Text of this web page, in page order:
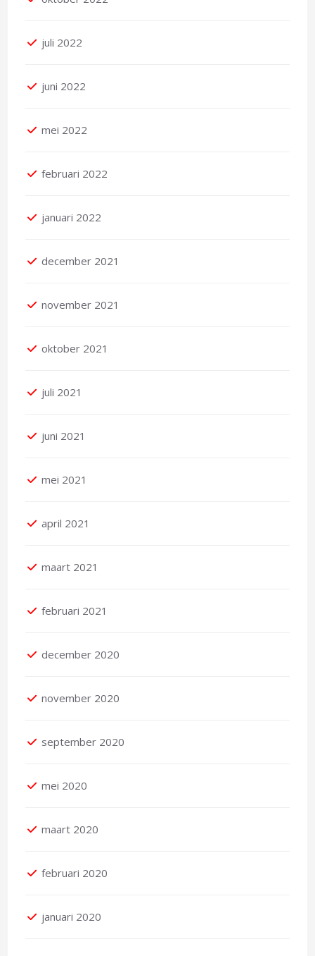
juli 2022
juni 2022
mei 2022
februari 2022
januari 2022
december 2021
november 2021
oktober 2021
juli 2021
juni 2021
mei 2021
april 2021
maart 2021
februari 2021
december 2020
november 2020
september 2020
mei 2020
maart 2020
februari 2020
januari 2020